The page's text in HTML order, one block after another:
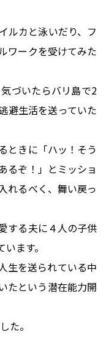
ルカと泳いだり、フ
ワークを受けてみた
づいたらバリ島で2
避生活を送っていた
ときに「ハッ！そう
るぞ！」とミッショ
れるべく、舞い戻っ
する夫に４人の子供
ます。
生を送られている中
たという潜在能力開
た。